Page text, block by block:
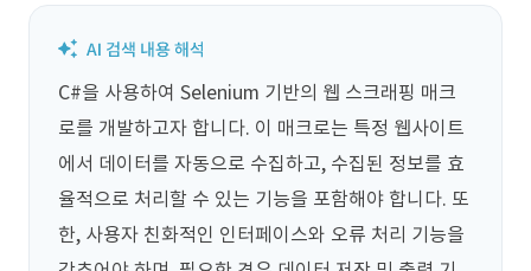
C#을 사용하여 Selenium 기반의 웹 스크래핑 매크
로를 개발하고자 합니다. 이 매크로는 특정 웹사이트
에서 데이터를 자동으로 수집하고, 수집된 정보를 효
율적으로 처리할 수 있는 기능을 포함해야 합니다. 또
한, 사용자 친화적인 인터페이스와 오류 처리 기능을